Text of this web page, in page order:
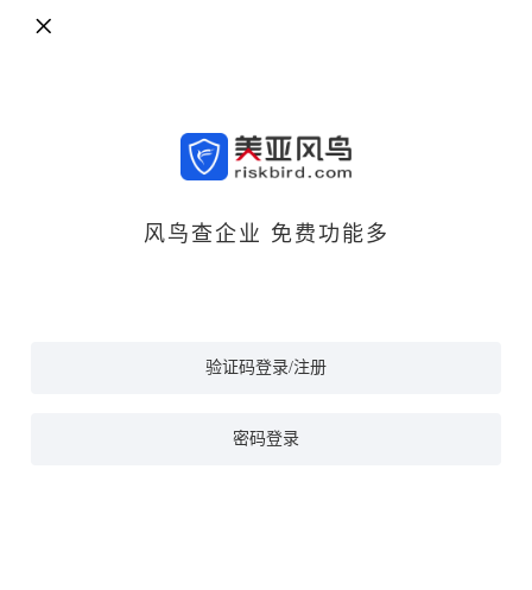
风鸟查企业 免费功能多
验证码登录/注册
密码登录